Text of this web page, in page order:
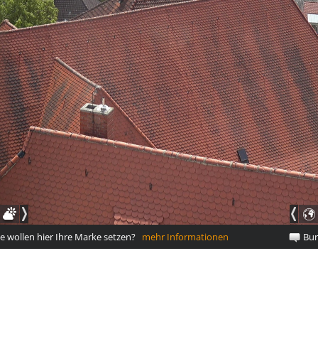
wollen hier Ihre Marke setzen?mehr Informationen